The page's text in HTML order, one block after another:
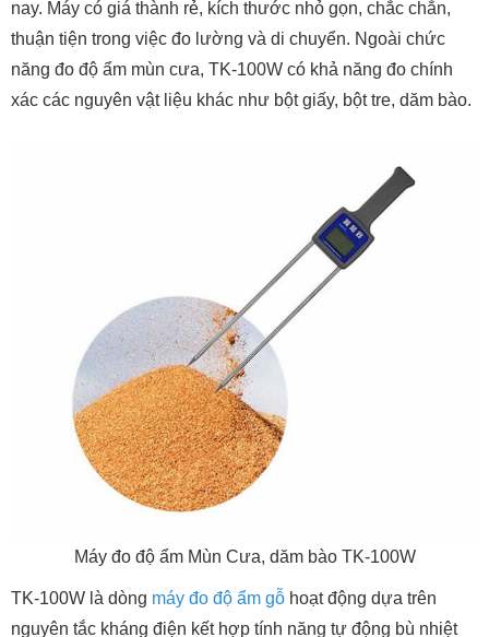
nay. Máy có giá thành rẻ, kích thước nhỏ gọn, chắc chắn,
thuận tiện trong việc đo lường và di chuyển. Ngoài chức
năng đo độ ẩm mùn cưa, TK-100W có khả năng đo chính
xác các nguyên vật liệu khác như bột giấy, bột tre, dăm bào.
Máy đo độ ẩm Mùn Cưa, dăm bào TK-100W
TK-100W là dòng máy đo độ ẩm gỗ hoạt động dựa trên
nguyên tắc kháng điện kết hợp tính năng tự động bù nhiệt